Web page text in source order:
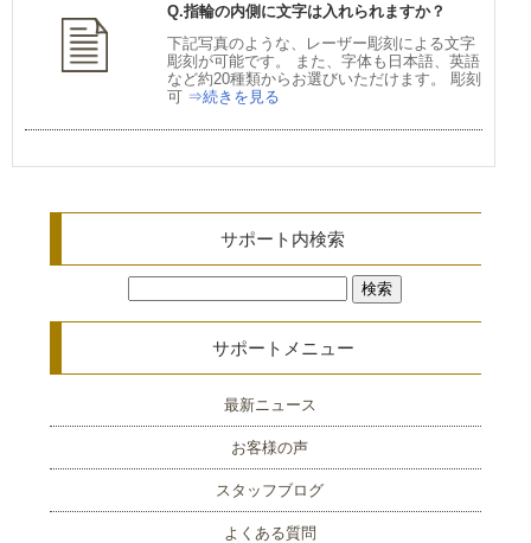
Q.指輪の内側に文字は入れられますか？
下記写真のような、レーザー彫刻による文字
彫刻が可能です。 また、字体も日本語、英語
など約20種類からお選びいただけます。 彫刻
可 ⇒続きを見る
サポート内検索
検
索:
サポートメニュー
最新ニュース
お客様の声
スタッフブログ
よくある質問